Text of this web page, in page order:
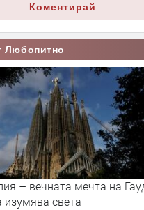
Коментирай
Любопитно
– вечната мечта на
света